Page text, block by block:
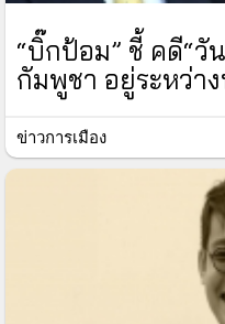
“บิ๊กป้อม” ชี้ คดี“วั
กัมพูชา อยู่ระหว่า
ข่าวการเมือง